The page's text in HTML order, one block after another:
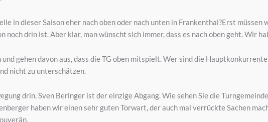
in dieser Saison eher nach oben oder nach unten in Frankenthal?Erst
noch drin ist. Aber klar, man wünscht sich immer, dass es nach oben geht. Wir
gehen davon aus, dass die TG oben mitspielt. Wer sind die
nicht zu unterschätzen.
drin. Sven Beringer ist der einzige Abgang. Wie sehen Sie die
haben wir einen sehr guten Torwart, der auch mal verrückte Sachen